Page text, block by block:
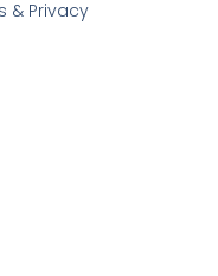
& Privacy